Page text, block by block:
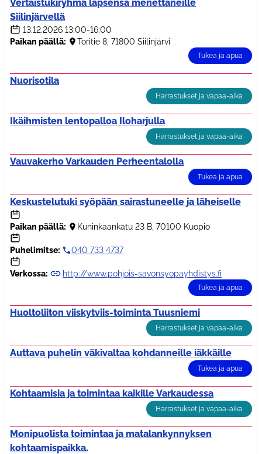
Vertaistukiryhmä lapsensa menettäneille
Siilinjärvellä
13.12.2026 13:00-16:00
Paikan päällä:
Toritie 8, 71800 Siilinjärvi
Tukea ja apua
Nuorisotila
Harrastukset ja vapaa-aika
Ikäihmisten lentopalloa Iloharjulla
Harrastukset ja vapaa-aika
Vauvakerho Varkauden Perheentalolla
Tukea ja apua
Keskustelutuki syöpään sairastuneelle ja läheiselle
Paikan päällä: Kuninkaankatu 23 B, 70100 Kuopio
Puhelimitse: 040 733 4737
Verkossa: http://www.pohjois-savonsyopayhdistys.fi
Tukea ja apua
Huoltoliiton viiskytviis-toiminta Tuusniemi
Harrastukset ja vapaa-aika
Auttava puhelin väkivaltaa kohdanneille iäkkäille
Tukea ja apua
Kohtaamisia ja toimintaa kaikille Varkaudessa
Harrastukset ja vapaa-aika
Monipuolista toimintaa ja matalankynnyksen
kohtaamispaikka.